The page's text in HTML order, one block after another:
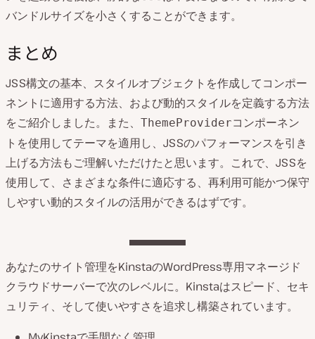
バンドルサイズを小さくすることができます。
まとめ
JSS構文の基本、スタイルオブジェクトを作成してコンポー
ネントに適用する方法、および動的スタイルを定義する方法
をご紹介しました。また、 ThemeProviderコンポーネン
トを使用してテーマを適用し、JSSのパフォーマンスを引き
上げる方法もご理解いただけたと思います。これで、JSSを
使用して、さまざまな条件に適応する、再利用可能かつ保守
しやすい動的スタイルの活用ができるはずです。
あなたのサイト管理をKinstaのWordPress専用マネージド
クラウドサーバーで次のレベルに。Kinstaはスピード、セキ
ュリティ、そして使いやすさを追求し構築されています。